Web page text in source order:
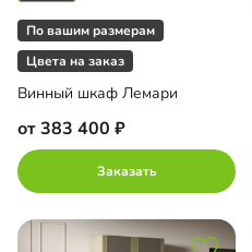
По вашим размерам
Цвета на заказ
Винный шкаф Лемари
от 383 400
Заказать